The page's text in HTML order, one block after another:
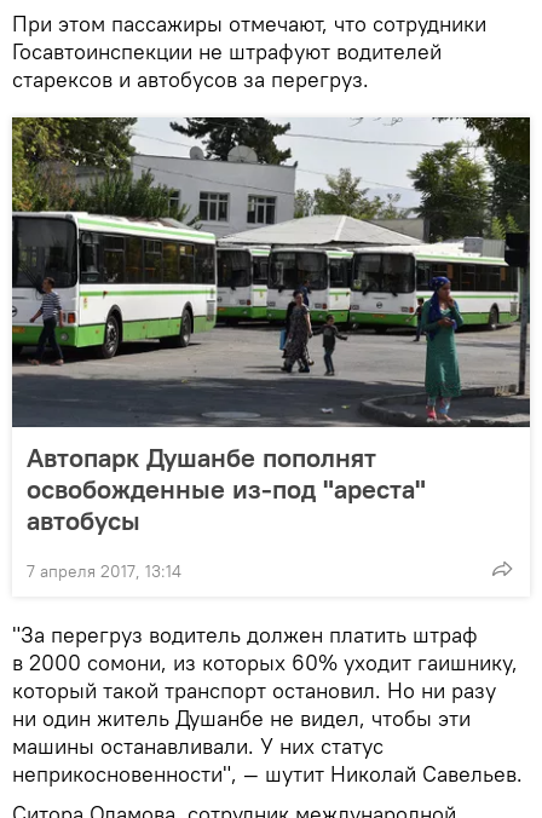
При этом пассажиры отмечают, что сотрудники
Госавтоинспекции не штрафуют водителей
старексов и автобусов за перегруз.
Автопарк Душанбе пополнят
освобожденные из-под "ареста"
автобусы
7 апреля 2017, 13:14
"За перегруз водитель должен платить штраф
в 2000 сомони, из которых 60% уходит гаишнику,
который такой транспорт остановил. Но ни разу
ни один житель Душанбе не видел, чтобы эти
машины останавливали. У них статус
неприкосновенности", — шутит Николай Савельев.